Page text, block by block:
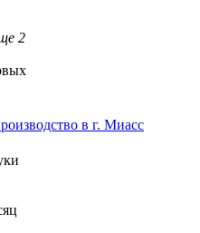
2
в г. Миасс